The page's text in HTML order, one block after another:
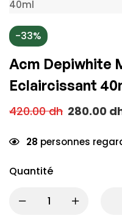
-33%
Acm Depiwhite
Eclaircissant
420.00dh 280.00
28 personnes
Quantité